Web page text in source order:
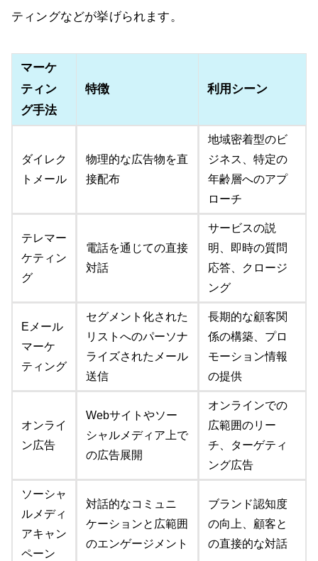
ティングなどが挙げられます。
マーケ
ティン
グ手法
特徴 利用シーン
ダイレク
トメール
物理的な広告物を直
接配布
地域密着型のビ
ジネス、特定の
年齢層へのアプ
ローチ
テレマー
ケティン
グ
電話を通じての直接
対話
サービスの説
明、即時の質問
応答、クロージ
ング
Eメール
マーケ
ティング
セグメント化された
リストへのパーソナ
ライズされたメール
送信
長期的な顧客関
係の構築、プロ
モーション情報
の提供
オンライ
ン広告
Webサイトやソー
シャルメディア上で
の広告展開
オンラインでの
広範囲のリー
チ、ターゲティ
ング広告
ソーシャ
ルメディ
アキャン
ペーン
対話的なコミュニ
ケーションと広範囲
のエンゲージメント
ブランド認知度
の向上、顧客と
の直接的な対話